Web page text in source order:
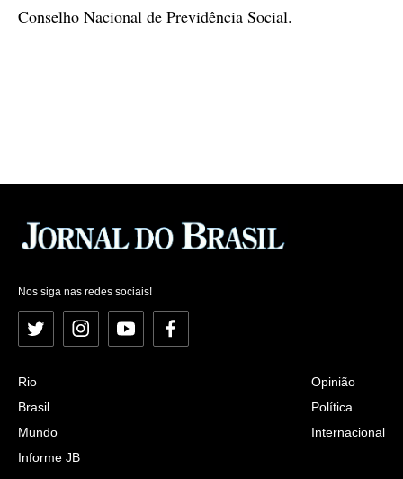
Conselho Nacional de Previdência Social.
Nos siga nas redes sociais!
Twitter InstagramYouTubeFacebook
Rio
Brasil
Mundo
Informe JB
Opinião
Política
Internacional